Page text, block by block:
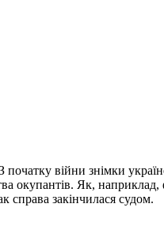
війни знімки
окупантів. Як, наприклад,
справа закінчилася судом.